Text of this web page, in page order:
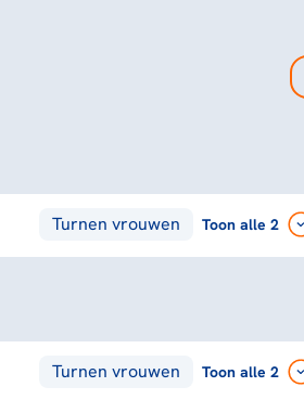
Turnen vrouwen Toon alle 2
Turnen vrouwen Toon alle 2